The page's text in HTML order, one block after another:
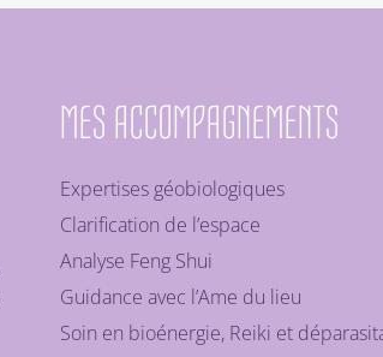
MES ACCOMPAGNEMENTS
Expertises géobiologiques
Clarification de l’espace
Analyse Feng Shui
Guidance avec l’Ame du lieu
Soin en bioénergie, Reiki et